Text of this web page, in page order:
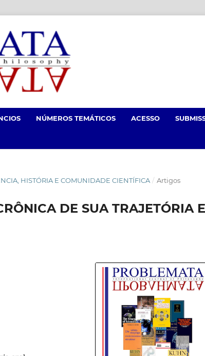
NÚMEROS TEMÁTICOS ACESSO
HISTÓRIA E COMUNIDADE CIENTÍFICA / Artigos
DE SUA TRAJETÓRIA E